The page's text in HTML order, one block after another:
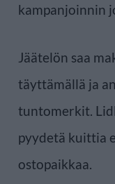
kampanjoinnin
Jäätelön saa
täyttämällä ja
tuntomerkit.
pyydetä kuittia
ostopaikkaa.